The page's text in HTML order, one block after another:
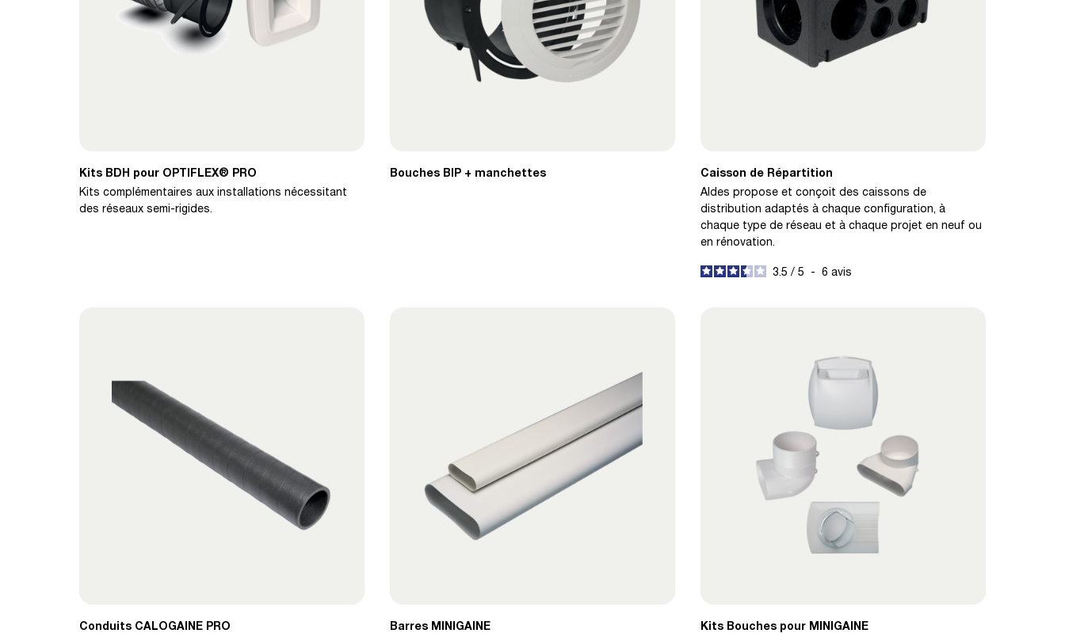
Kits BDH pour OPTIFLEX® PRO
Kits complémentaires aux installations nécessitant
des réseaux semi-rigides.
Bouches BIP + manchettes
Caisson de Répartition
Aldes propose et conçoit des caissons de
distribution adaptés à chaque configuration, à
chaque type de réseau et à chaque projet en neuf ou
en rénovation.
3.5 / 5 - 6 avis
Conduits CALOGAINE PRO
Barres MINIGAINE
Kits Bouches pour MINIGAINE